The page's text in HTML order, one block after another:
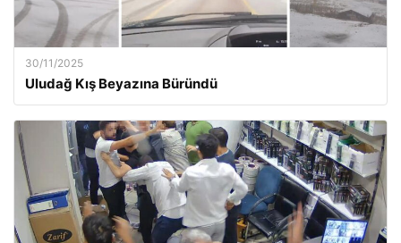
30/11/2025
Uludağ Kış Beyazına Büründü